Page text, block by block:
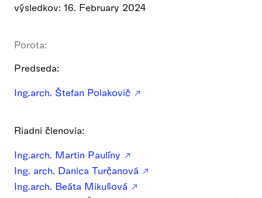
výsledkov: 16. February 2024
Porota:
Predseda:
Ing.arch. Štefan Polakovič
Riadni členovia:
Ing.arch. Martin Paulíny
Ing. arch. Danica Turčanová
Ing.arch. Beáta Mikušová